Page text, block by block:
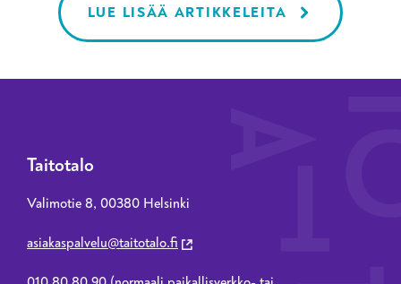
LUE LISÄÄ ARTIKKELEITA
Taitotalo
Valimotie 8, 00380 Helsinki
asiakaspalvelu@taitotalo.fi